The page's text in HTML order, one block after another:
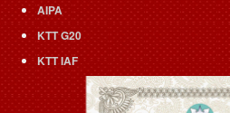
AIPA
KTT G20
KTT IAF